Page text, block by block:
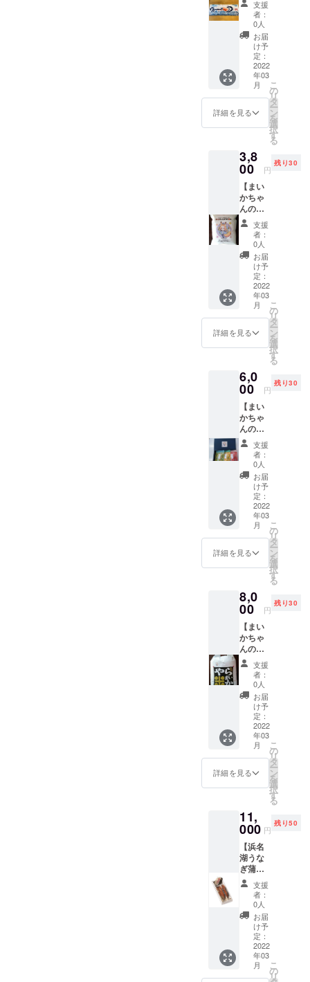
な重高
校及び
他団体
のイ
メージ
を損な
うも
の、そ
の他不
表現等
は掲載
い上に
返金に
も応じ
られま
せんの
でご容
赦くだ
さい。
※感謝の
気持ち
をこめ
た御礼
のメー
ルも送
らせて
頂きま
す。
のイ
メージ
を損な
うも
の、そ
の他
「うな
ぎの
街」プ
クト実
行委員
適切な
表現と
認めた
ものに
につい
ては掲
載でき
ない上
に、返
金もで
きませ
んので
ご容赦
くださ
い。 ※
感謝の
気持ち
をこめ
た御礼
ルも送
らせて
頂きま
す。
ように
勝ちま
すよう
に】と
ご祈祷
した食
べる御
守りと
して
け山
椒」が
た。使
用許可
を頂い
た香山
椒は一
級品の
ブドウ
山椒を
石臼で
挽いて
おりま
すの
で、最
高級の
香りと
お楽し
み頂け
をして
くだ
さった
浜松市
東区に
鎮座す
る天王
宮大歳
神社
は、
1900年
の歴史
を持
ち、平
安時代
大将軍
「坂上
呂」が
東征の
際に武
運長久
を祈願
した謂
れがあ
りま
す。ま
た日本
一の兵
と言わ
れた真
田信繁
（真田
幸村）
の長
男・大
助が実
夏の陣
で自害
したの
ではな
く、こ
こ天王
宮大歳
神社に
匿われ
たとさ
れ、宮
司は
代々そ
の血と
火薬技
術、真
明治20
年代か
ら流
行った
手拭染
めを応
用した
形で、
大正初
期に浴
事から
始まり
まし
た。 大
正12年
の関東
大震災
で居場
所を
失った
東京の
職人達
が、豊
富な水
源を持
い風が
吹いて
に適し
た浜松
市に新
天地を
求め、
江戸時
代から
続く熟
練伝統
の技術
を融合
させる
事で洗
練され
ていっ
す。 注
染とは
色技法
の事
で、表
裏関係
なく同
一の濃
さで染
色で
き、染
料のに
じみや
混合に
よるぼ
かしを
活かす
優し
く、味
い独特
の色合
いを生
みだす
事がで
きま
す。 特
に浜松
注染染
めは清
らかな
水で洗
い、天
日で乾
燥する
ため、
（虹鰻
乱舞タ
イプ）
45cm x
45cmサ
イズ手
拭 1枚
浜松注
染染め
とは、
盛ん
だった
浜松市
で生ま
れた伝
統工芸
です。
明治20
年代か
ら流
行った
手拭染
めを応
用した
形で、
大正初
期に浴
事から
始まり
まし
た。 大
正12年
の関東
大震災
で居場
所を
失った
東京の
職人達
が、豊
富な水
源を持
い風が
吹いて
に適し
た浜松
市に新
天地を
求め、
江戸時
代から
続く熟
練伝統
の技術
を融合
させる
事で洗
練され
ていっ
す。 注
染とは
色技法
の事
で、表
裏関係
なく同
一の濃
さで染
色で
き、染
料のに
じみや
混合に
よるぼ
かしを
活かす
（弁天
鳥居と
うなぎ
登り）
供！】
蚕の蛹
は昔の
養殖鰻
の大好
物！繊
維産業
だった
から浜
名湖で
養鰻が
栄えま
した。
浜松注
染染め
鰻手拭
（弁天
鳥居と
うなぎ
登りタ
イプ）
36cm x
95cmサ
イズ手
とは、
養蚕業
と繊維
産業が
盛ん
だった
浜松市
で生ま
れた伝
統工芸
です。
明治20
年代か
ら流
行った
手拭染
めを応
期に浴
衣染め
に取り
組んだ
事から
始まり
まし
た。 大
正12年
の関東
大震災
で居場
所を
失った
東京の
が、豊
富な水
い風が
吹いて
染め物
の生産
に適し
た浜松
市に新
天地を
求め、
江戸時
代から
続く熟
練伝統
の技術
を融合
支援
者：
0人
お届
け予
定：
2022
年03
月
詳細を見る
こ
の
リ
タ
ー
ン
を
選
択
す
る
3,8
00 円
残り30
【まい
かちゃ
んのや
ら米か
1.5ｋｇ
供！】
田園は
鰻の大
切な生
息域！
浜名湖
うな重
に欠か
せない
地元ブ
米「ま
いか
ちゃ
ん」の
やら米
か1.5kg
温暖な
気候で
育った
静岡県
浜松市
産で
す。
「やら
米か」
は浜松
地域特
学農薬
と化学
肥料を
半分以
下に抑
えて特
別栽培
により
生産し
たお米
です。
生産し
た特別
栽培米
の内、
食味計
の数値
い上
に、外
観品質
１等級
かつ10
項目の
厳しい
基準を
通過し
たお米
のみ名
乗る事
が許さ
れま
す。 栽
支援
者：
0人
お届
け予
定：
2022
年03
月
詳細を見る
こ
の
リ
タ
ー
ン
を
選
択
す
る
6,0
00 円
残り30
【まい
かちゃ
んのお
茶パッ
ク3点
セット
提
供！】
静岡県
といえ
ばお
茶！お
茶屋さ
んが選
んだ鰻
料理に
茶3点
セッ
ト。和
紅茶
（国産
紅
茶）・
炎の香
（国産
ほうじ
茶）・
煎茶
（国産
緑茶）
が各2ｇ
×８包ず
つ入っ
は未開
封で3ヶ
月以上
保証。
高温多
湿を避
け、移
り香に
注意し
て常温
にて保
存して
くださ
い。 静
岡県は
支援
者：
0人
お届
け予
定：
2022
年03
月
詳細を見る
こ
の
リ
タ
ー
ン
を
選
択
す
る
8,0
00 円
残り30
【まい
かちゃ
んのや
ら米か5
ｋｇ提
供！】
田園は
鰻の大
切な生
息域！
浜名湖
うな重
に欠か
せない
地元ブ
ランド
いか
ちゃ
ん」の
やら米
か5kg
絶滅危
惧種に
指定さ
れてい
るニホ
ンウナ
ギです
が、資
源量が
減少し
支援
者：
0人
お届
け予
定：
2022
年03
月
詳細を見る
こ
の
リ
タ
ー
ン
を
選
択
す
る
11,
000 円
残り50
【浜名
湖うな
ぎ蒲焼2
枚提
供！】
養鰻発
祥の地
の歴史
の味を
ご堪能
くださ
い。浜
名湖う
支援
者：
0人
お届
け予
定：
2022
年03
月
こ
の
リ